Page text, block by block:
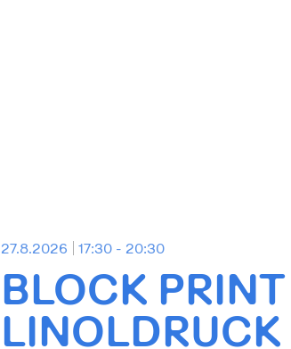
27.8.2026 17:30 - 20:30
BLOCK
LINOLDRUCK